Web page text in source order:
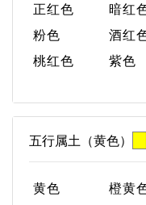
正红色 暗红
粉色
酒红
桃红色
紫色
五行属土（黄色）
黄色 橙黄